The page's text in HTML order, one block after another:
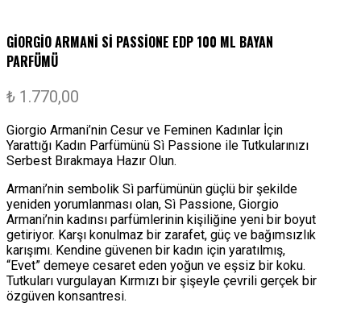
GİORGİO ARMANİ Sİ PASSİONE EDP 100 ML BAYAN
PARFÜMÜ
₺ 1.770,00
Giorgio Armani’nin Cesur ve Feminen Kadınlar İçin
Yarattığı Kadın Parfümünü Sì Passione ile Tutkularınızı
Serbest Bırakmaya Hazır Olun.
Armani’nin sembolik Sì parfümünün güçlü bir şekilde
yeniden yorumlanması olan, Sì Passione, Giorgio
Armani’nin kadınsı parfümlerinin kişiliğine yeni bir boyut
getiriyor. Karşı konulmaz bir zarafet, güç ve bağımsızlık
karışımı. Kendine güvenen bir kadın için yaratılmış,
“Evet” demeye cesaret eden yoğun ve eşsiz bir koku.
Tutkuları vurgulayan Kırmızı bir şişeyle çevrili gerçek bir
özgüven konsantresi.